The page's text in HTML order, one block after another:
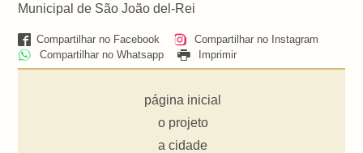
Municipal de São João del-Rei
Compartilhar no Facebook
Compartilhar no Instagram
Compartilhar no Whatsapp
Imprimir
página inicial
o projeto
a cidade